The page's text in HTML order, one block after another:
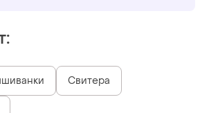
Свитера